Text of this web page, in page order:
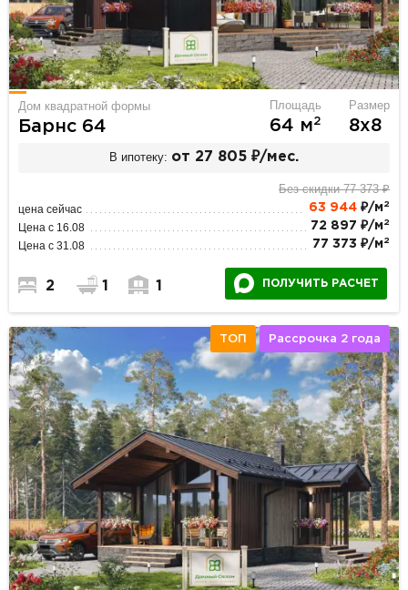
Дом квадратной формы
Барнс 64
Площадь
64 м2
Размер
8х8
В ипотеку: от 27 805 ₽/мес.
Без скидки 77 373 ₽
цена сейчас 63 944₽/м 2
Цена с 16.08 72 897 ₽/м 2
Цена с 31.08 77 373 ₽/м 2
2 1 1 ПОЛУЧИТЬ РАСЧЕТ
ТОП Рассрочка 2 года